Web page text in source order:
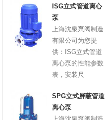
ISG立式管道离心
泵
上海沈泉泵阀制造
有限公司为您提
供：ISG立式管道
离心泵的性能参数
表，安装尺
SPG立式屏蔽管道
离心泵